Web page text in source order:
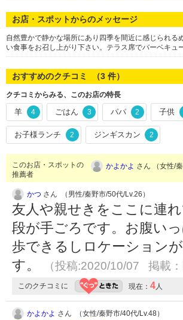
お店・スポットからのメッセージ
自然豊かで静かな場所にあり四季を間近に感じられ
い食事をお召し上がり下さい。テラス席でバーベキ
おすすめのクチコミ （3 件）
クチコミからみる、このお店の特長
羊 4 ごはん 3 パパ 2 子供
お子様ランチ 2 ジンギスカン 2
このお店・スポットの
推薦者
かよかよ さん （女性/
かつ さん （男性/秦野市/50代/Lv.26）
友人や親せきをここに連
段が手ごろです。お腹い
歩できるしロケーション
す。
（投稿:2020/10/07 掲載：
このクチコミに 現在： 4人
かよかよ さん （女性/秦野市/40代/Lv.48）